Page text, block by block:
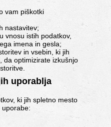
vam piškotki
nastavitev;
vnosu istih podatkov,
imena in gesla;
in vsebin, ki jih
da optimizirate izkušnjo
uporablja
ki jih spletno mesto